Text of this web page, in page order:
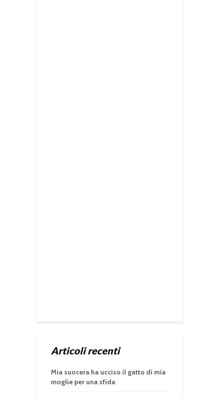
Articoli recenti
Mia suocera ha ucciso il gatto di mia
moglie per una sfida